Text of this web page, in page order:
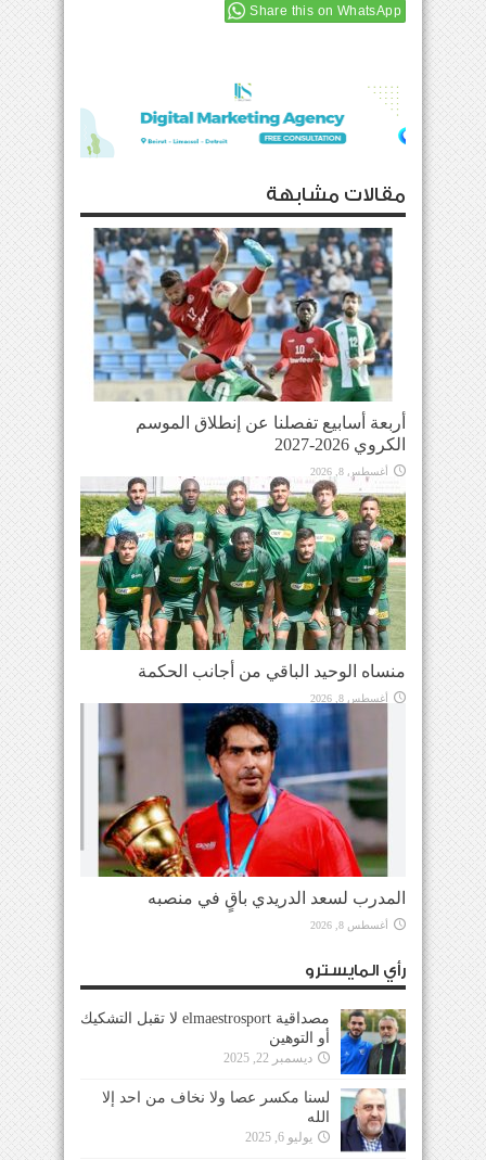
Share this on WhatsApp
مقالات مشابهة
أربعة أسابيع تفصلنا عن إنطلاق الموسم
الكروي 2026-2027
أغسطس 8, 2026
منساه الوحيد الباقي من أجانب الحكمة
أغسطس 8, 2026
المدرب لسعد الدريدي باقٍ في منصبه
أغسطس 8, 2026
رأي المايسترو
مصداقية elmaestrosport لا تقبل التشكيك
أو التوهين
ديسمبر 22, 2025
لسنا مكسر عصا ولا نخاف من احد إلا
الله
يوليو 6, 2025